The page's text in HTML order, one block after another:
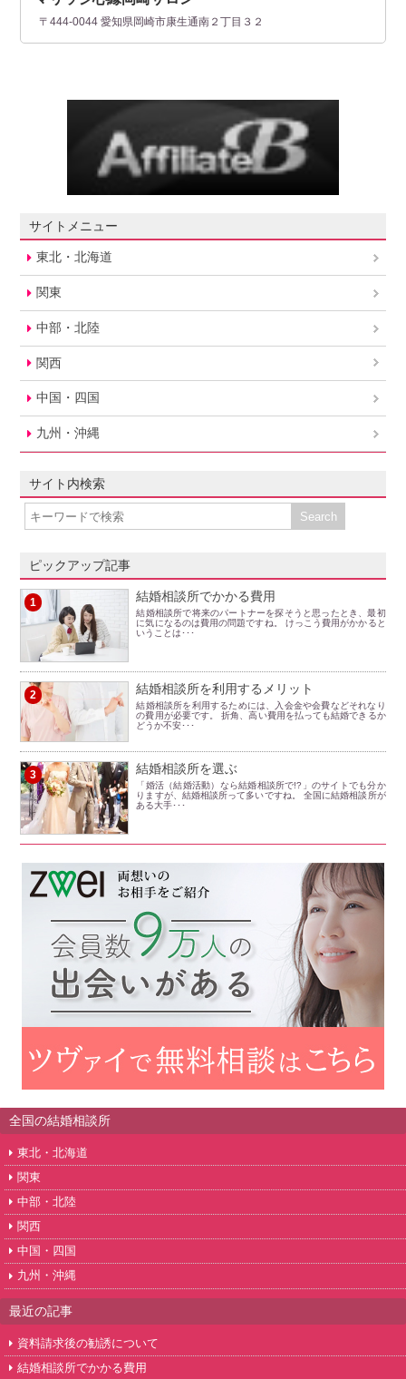
〒444-0044 愛知県岡崎市康生通南２丁目３２
サイトメニュー
東北・北海道
関東
中部・北陸
関西
中国・四国
九州・沖縄
サイト内検索
ピックアップ記事
1 結婚相談所でかかる費用
結婚相談所で将来のパートナーを探そうと思ったとき、最初
に気になるのは費用の問題ですね。 けっこう費用がかかると
いうことは･･･
2 結婚相談所を利用するメリット
結婚相談所を利用するためには、入会金や会費などそれなり
の費用が必要です。 折角、高い費用を払っても結婚できるか
どうか不安･･･
3 結婚相談所を選ぶ
「婚活（結婚活動）なら結婚相談所で!?」のサイトでも分か
りますが、結婚相談所って多いですね。 全国に結婚相談所が
ある大手･･･
全国の結婚相談所
東北・北海道
関東
中部・北陸
関西
中国・四国
九州・沖縄
最近の記事
資料請求後の勧誘について
結婚相談所でかかる費用